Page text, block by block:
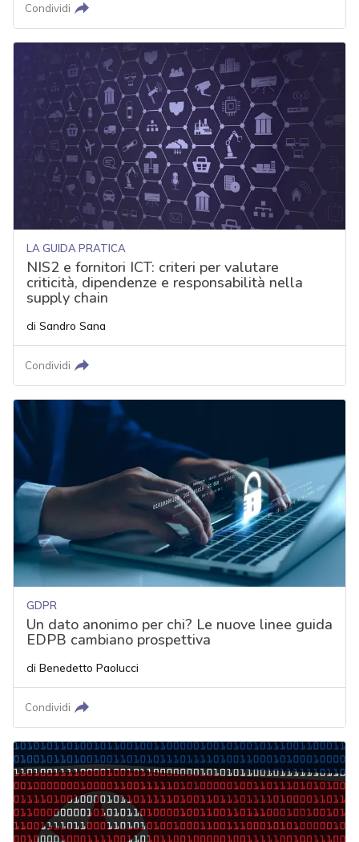
Condividi
LA GUIDA PRATICA
NIS2 e fornitori ICT: criteri per valutare
criticità, dipendenze e responsabilità nella
supply chain
di Sandro Sana
Condividi
GDPR
Un dato anonimo per chi? Le nuove linee guida
EDPB cambiano prospettiva
di Benedetto Paolucci
Condividi